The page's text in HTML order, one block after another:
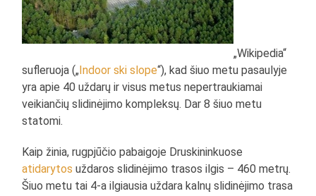
„Wikipedia“
sufleruoja („Indoor ski slope“), kad šiuo metu pasaulyje
yra apie 40 uždarų ir visus metus nepertraukiamai
veikiančių slidinėjimo kompleksų. Dar 8 šiuo metu
statomi.
Kaip žinia, rugpjūčio pabaigoje Druskininkuose
atidarytos uždaros slidinėjimo trasos ilgis – 460 metrų.
Šiuo metu tai 4-a ilgiausia uždara kalnų slidinėjimo trasa